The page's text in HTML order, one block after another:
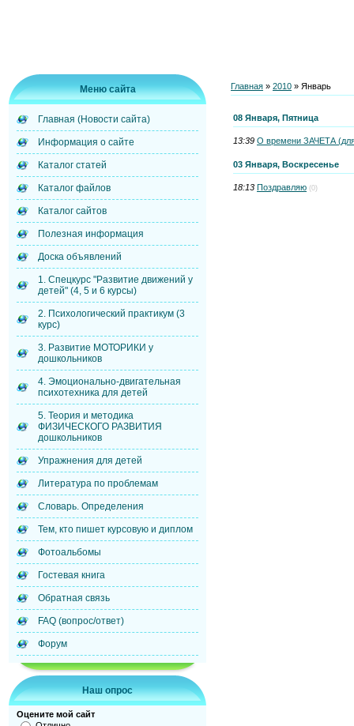
Меню сайта
Главная (Новости сайта)
Информация о сайте
Каталог статей
Каталог файлов
Каталог сайтов
Полезная информация
Доска объявлений
1. Спецкурс "Развитие движений у
детей" (4, 5 и 6 курсы)
2. Психологический практикум (3
курс)
3. Развитие МОТОРИКИ у
дошкольников
4. Эмоционально-двигательная
психотехника для детей
5. Теория и методика
ФИЗИЧЕСКОГО РАЗВИТИЯ
дошкольников
Упражнения для детей
Литература по проблемам
Словарь. Определения
Тем, кто пишет курсовую и диплом
Фотоальбомы
Гостевая книга
Обратная связь
FAQ (вопрос/ответ)
Форум
Наш опрос
Оцените мой сайт
Главная » 2010 » Январь
08 Января, Пятница
13:39 О времени ЗАЧЕТА (для
03 Января, Воскресенье
18:13 Поздравляю (0)